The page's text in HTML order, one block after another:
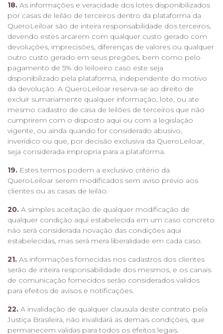
18. As informações e veracidade dos lotes disponibilizados
por casas de leilão de terceiros dentro da plataforma da
QueroLeiloar são de inteira responsabilidade dos terceiros,
devendo estes arcarem com qualquer custo gerado com
devoluções, imprecisões, diferenças de valores ou qualquer
outro custo gerado em seus pregões, bem como pelo
pagamento de 5% do leiloeiro caso este seja
disponibilizado pela plataforma, independente do motivo
da devolução. A QueroLeiloar reserva-se ao direito de
excluir sumariamente qualquer informação, lote, ou ate
mesmo cadastro de casa de leilões de terceiros que não
cumprirem com o disposto aqui ou com a legislação
vigente, ou ainda quando for considerado abusivo,
inverídico ou que, por decisão exclusiva da QueroLeiloar,
seja considerada impropria para a plataforma.
19. Estes termos podem a exclusivo critério da
QueroLeiloar serem modificados sem aviso prévio aos
clientes ou as casas de leilão.
20. A simples aceitação de qualquer modificação de
qualquer condição aqui estabelecida em um caso concreto
não será considerada novação das condições aqui
estabelecidas, mas será mera liberalidade em cada caso.
21. As informações fornecidas nos cadastros dos clientes
serão de inteira responsabilidade dos mesmos, e os canais
de comunicação fornecidos serão considerados validos
para efeitos de avisos e notificações.
22. A invalidação de qualquer clausula deste contrato pela
Justiça Brasileira, não invalidará as demais condições, que
permanecem validas para todos os efeitos legais.